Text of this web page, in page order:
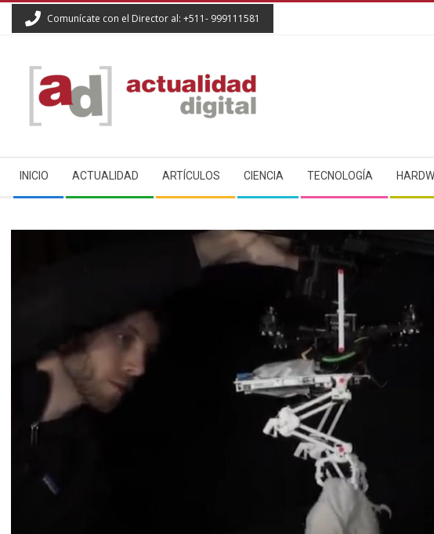
Comunícate con el Director al: +511- 999111581
ACTUALIDAD
DIGITAL
Navigation
Menu
INICIO ACTUALIDAD ARTÍCULOS CIENCIA TECNOLOGÍA